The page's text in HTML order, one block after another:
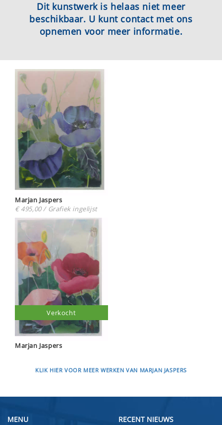
Dit kunstwerk is helaas niet meer
beschikbaar. U kunt contact met ons
opnemen voor meer informatie.
Marjan Jaspers
€ 495,00 / Grafiek ingelijst
Marjan Jaspers
Verkocht
KLIK HIER VOOR MEER WERKEN VAN MARJAN JASPERS
MENU RECENT NIEUWS